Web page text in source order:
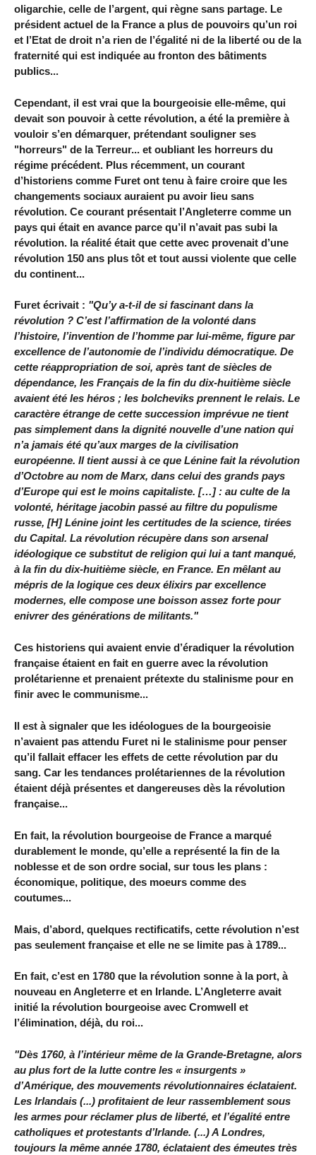
oligarchie, celle de l’argent, qui règne sans partage. Le
président actuel de la France a plus de pouvoirs qu’un roi
et l’Etat de droit n’a rien de l’égalité ni de la liberté ou de la
fraternité qui est indiquée au fronton des bâtiments
publics...
Cependant, il est vrai que la bourgeoisie elle-même, qui
devait son pouvoir à cette révolution, a été la première à
vouloir s’en démarquer, prétendant souligner ses
"horreurs" de la Terreur... et oubliant les horreurs du
régime précédent. Plus récemment, un courant
d’historiens comme Furet ont tenu à faire croire que les
changements sociaux auraient pu avoir lieu sans
révolution. Ce courant présentait l’Angleterre comme un
pays qui était en avance parce qu’il n’avait pas subi la
révolution. la réalité était que cette avec provenait d’une
révolution 150 ans plus tôt et tout aussi violente que celle
du continent...
Furet écrivait : "Qu’y a-t-il de si fascinant dans la
révolution ? C’est l’affirmation de la volonté dans
l’histoire, l’invention de l’homme par lui-même, figure par
excellence de l’autonomie de l’individu démocratique. De
cette réappropriation de soi, après tant de siècles de
dépendance, les Français de la fin du dix-huitième siècle
avaient été les héros ; les bolcheviks prennent le relais. Le
caractère étrange de cette succession imprévue ne tient
pas simplement dans la dignité nouvelle d’une nation qui
n’a jamais été qu’aux marges de la civilisation
européenne. Il tient aussi à ce que Lénine fait la révolution
d’Octobre au nom de Marx, dans celui des grands pays
d’Europe qui est le moins capitaliste. […] : au culte de la
volonté, héritage jacobin passé au filtre du populisme
russe, [H] Lénine joint les certitudes de la science, tirées
du Capital. La révolution récupère dans son arsenal
idéologique ce substitut de religion qui lui a tant manqué,
à la fin du dix-huitième siècle, en France. En mêlant au
mépris de la logique ces deux élixirs par excellence
modernes, elle compose une boisson assez forte pour
enivrer des générations de militants."
Ces historiens qui avaient envie d’éradiquer la révolution
française étaient en fait en guerre avec la révolution
prolétarienne et prenaient prétexte du stalinisme pour en
finir avec le communisme...
Il est à signaler que les idéologues de la bourgeoisie
n’avaient pas attendu Furet ni le stalinisme pour penser
qu’il fallait effacer les effets de cette révolution par du
sang. Car les tendances prolétariennes de la révolution
étaient déjà présentes et dangereuses dès la révolution
française...
En fait, la révolution bourgeoise de France a marqué
durablement le monde, qu’elle a représenté la fin de la
noblesse et de son ordre social, sur tous les plans :
économique, politique, des moeurs comme des
coutumes...
Mais, d’abord, quelques rectificatifs, cette révolution n’est
pas seulement française et elle ne se limite pas à 1789...
En fait, c’est en 1780 que la révolution sonne à la port, à
nouveau en Angleterre et en Irlande. L’Angleterre avait
initié la révolution bourgeoise avec Cromwell et
l’élimination, déjà, du roi...
"Dès 1760, à l’intérieur même de la Grande-Bretagne, alors
au plus fort de la lutte contre les « insurgents »
d’Amérique, des mouvements révolutionnaires éclataient.
Les Irlandais (...) profitaient de leur rassemblement sous
les armes pour réclamer plus de liberté, et l’égalité entre
catholiques et protestants d’Irlande. (...) A Londres,
toujours la même année 1780, éclataient des émeutes très